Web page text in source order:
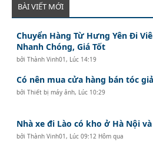
BÀI VIẾT MỚI
Chuyển Hàng Từ Hưng Yên Đi
Nhanh Chóng, Giá Tốt
bởiThành Vinh01 , Lúc 14:19
Có nên mua cửa hàng bán tóc
bởiThiết bị máy ảnh, Lúc 10:29
Nhà xe đi Lào có kho ở Hà Nội
bởiThành Vinh01 , Lúc 09:12 Hôm qua